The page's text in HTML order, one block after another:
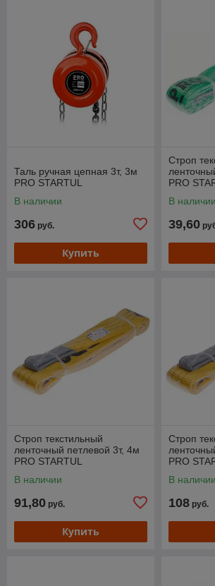
Таль ручная цепная 3т, 3м
PRO STARTUL
В наличии
306 руб.
Купить
Строп
PRO
В наличии
39,60
Строп текстильный
ленточный петлевой 3т, 4м
PRO STARTUL
В наличии
91,80 руб.
Купить
Строп
PRO
В наличии
108 руб.